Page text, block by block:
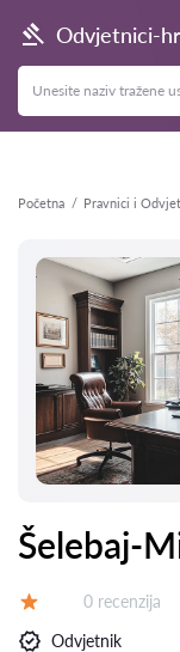
Odvjetnici-
Početna Pravnici i
Natrag
Šelebaj-
Recenzija:
0 recenzija
Odvjetnik